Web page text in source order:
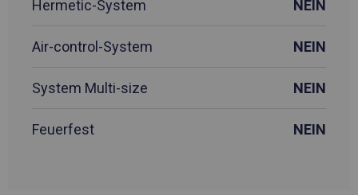
Hermetic-System NEIN
Air-control-System NEIN
System Multi-size NEIN
Feuerfest NEIN